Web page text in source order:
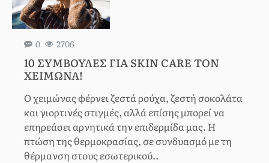
0 2706
10 ΣΥΜΒΟΥΛΈΣ ΓΙΑ SKIN CARE ΤΟΝ
ΧΕΙΜΏΝΑ!
Ο χειμώνας φέρνει ζεστά ρούχα, ζεστή σοκολάτα
και γιορτινές στιγμές, αλλά επίσης μπορεί να
επηρεάσει αρνητικά την επιδερμίδα μας. Η
πτώση της θερμοκρασίας, σε συνδυασμό με τη
θέρμανση στους εσωτερικού..